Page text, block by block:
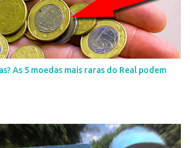
As 5 moedas mais raras do Real podem